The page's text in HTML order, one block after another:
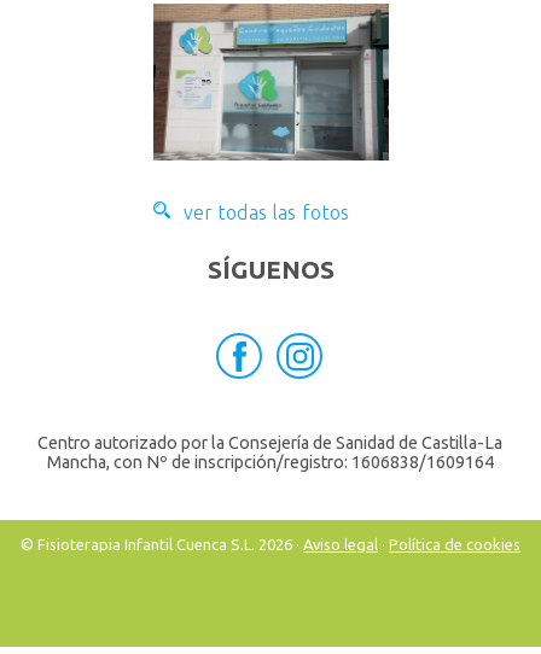
ver todas las fotos
SÍGUENOS
Centro autorizado por la Consejería de Sanidad de Castilla-La
Mancha, con Nº de inscripción/registro: 1606838/1609164
© Fisioterapia Infantil Cuenca S.L. 2026 · Aviso legal · Política de cookies